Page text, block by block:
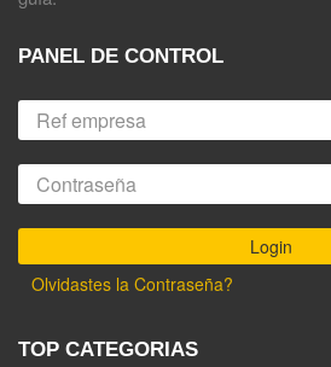
PANEL DE CONTROL
Olvidastes la Contraseña?
TOP CATEGORIAS